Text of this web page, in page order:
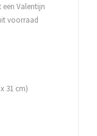
Valentijn
voorraad
31 cm)